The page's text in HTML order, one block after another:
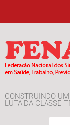
CONSTRUINDO
LUTA DA CLASSE